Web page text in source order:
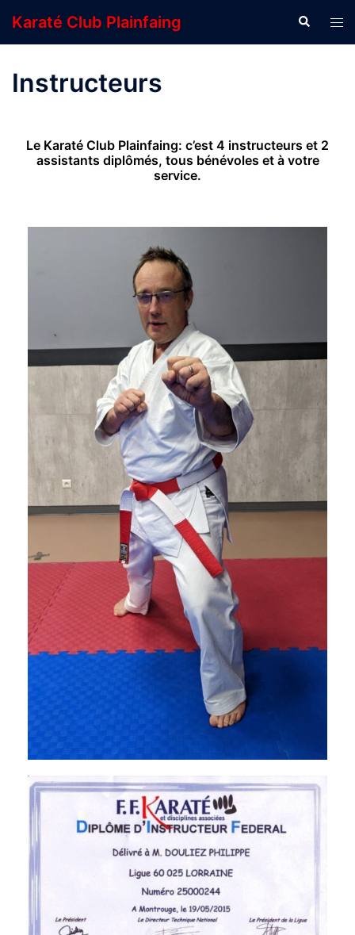
Karaté Club Plainfaing
Instructeurs
Le Karaté Club Plainfaing: c’est 4 instructeurs et 2
assistants diplômés, tous bénévoles et à votre
service.